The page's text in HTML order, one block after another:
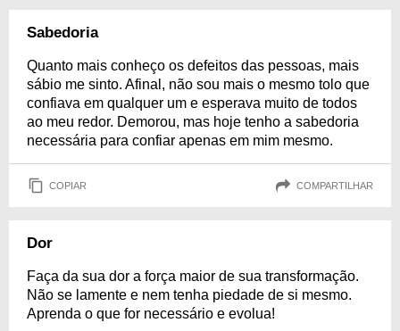
Sabedoria
Quanto mais conheço os defeitos das pessoas, mais
sábio me sinto. Afinal, não sou mais o mesmo tolo que
confiava em qualquer um e esperava muito de todos
ao meu redor. Demorou, mas hoje tenho a sabedoria
necessária para confiar apenas em mim mesmo.
COPIAR COMPARTILHAR
Dor
Faça da sua dor a força maior de sua transformação.
Não se lamente e nem tenha piedade de si mesmo.
Aprenda o que for necessário e evolua!